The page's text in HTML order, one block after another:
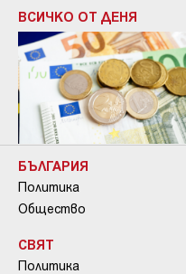
ВСИЧКО ОТ ДЕНЯ
БЪЛГАРИЯ
Политика
Общество
СВЯТ
Политика